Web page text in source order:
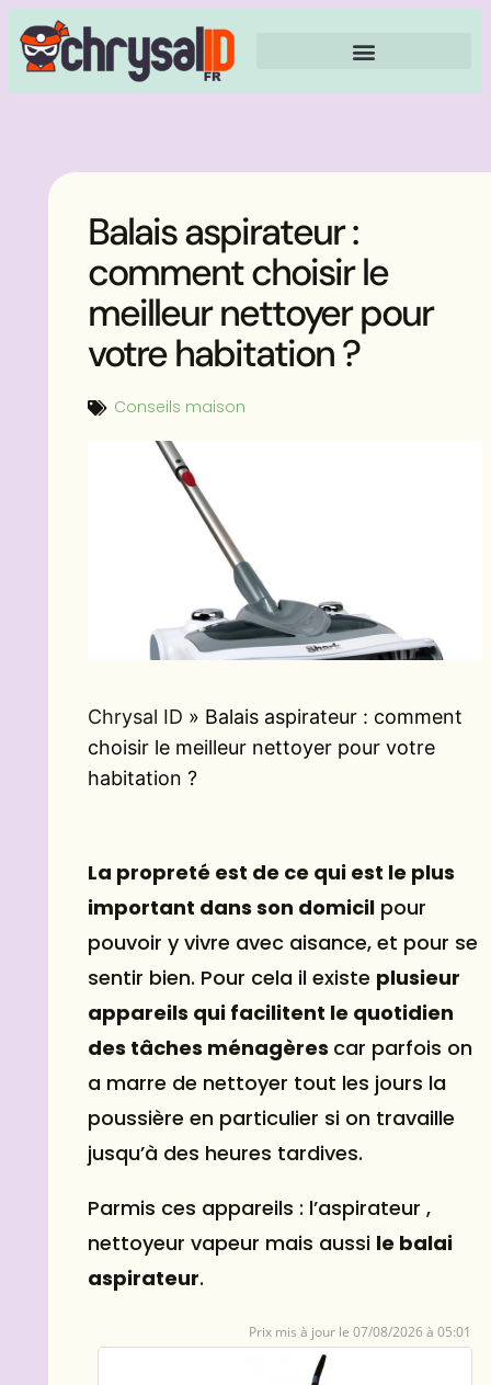
Balais aspirateur :
comment choisir le
meilleur nettoyer pour
votre habitation ?
Conseils maison
Chrysal ID » Balais aspirateur : comment
choisir le meilleur nettoyer pour votre
habitation ?
La propreté est de ce qui est le plus
important dans son domicil pour
pouvoir y vivre avec aisance, et pour se
sentir bien. Pour cela il existe plusieur
appareils qui facilitent le quotidien
des tâches ménagères car parfois on
a marre de nettoyer tout les jours la
poussière en particulier si on travaille
jusqu’à des heures tardives.
Parmis ces appareils : l’aspirateur ,
nettoyeur vapeur mais aussi le balai
aspirateur.
07/08/2026 à 05:01